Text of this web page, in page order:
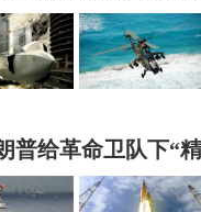
普给革命卫队下“